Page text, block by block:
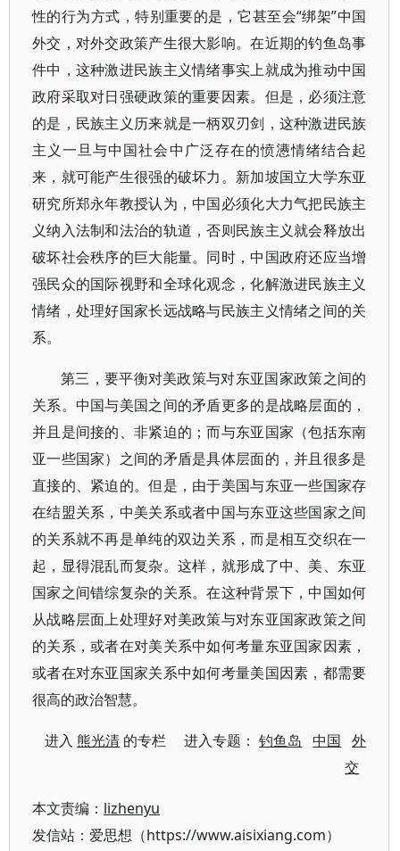
性的行为方式，特别重要的是，它甚至会“绑架”中国
外交，对外交政策产生很大影响。在近期的钓鱼岛事
件中，这种激进民族主义情绪事实上就成为推动中国
政府采取对日强硬政策的重要因素。但是，必须注意
的是，民族主义历来就是一柄双刃剑，这种激进民族
主义一旦与中国社会中广泛存在的愤懑情绪结合起
来，就可能产生很强的破坏力。新加坡国立大学东亚
研究所郑永年教授认为，中国必须化大力气把民族主
义纳入法制和法治的轨道，否则民族主义就会释放出
破坏社会秩序的巨大能量。同时，中国政府还应当增
强民众的国际视野和全球化观念，化解激进民族主义
情绪，处理好国家长远战略与民族主义情绪之间的关
系。
第三，要平衡对美政策与对东亚国家政策之间的
关系。中国与美国之间的矛盾更多的是战略层面的，
并且是间接的、非紧迫的；而与东亚国家（包括东南
亚一些国家）之间的矛盾是具体层面的，并且很多是
直接的、紧迫的。但是，由于美国与东亚一些国家存
在结盟关系，中美关系或者中国与东亚这些国家之间
的关系就不再是单纯的双边关系，而是相互交织在一
起，显得混乱而复杂。这样，就形成了中、美、东亚
国家之间错综复杂的关系。在这种背景下，中国如何
从战略层面上处理好对美政策与对东亚国家政策之间
的关系，或者在对美关系中如何考量东亚国家因素，
或者在对东亚国家关系中如何考量美国因素，都需要
很高的政治智慧。
进入 熊光清 的专栏 进入专题：钓鱼岛 中国
外
交
本文责编： lizhenyu
发信站：爱思想（https://www.aisixiang.com）